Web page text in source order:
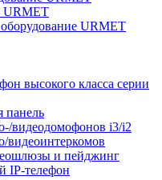
URMET
URMET
высокого класса серии
панель
видеодомофонов i3/i2
видеоинтеркомов
и пейджинг
IP-телефон